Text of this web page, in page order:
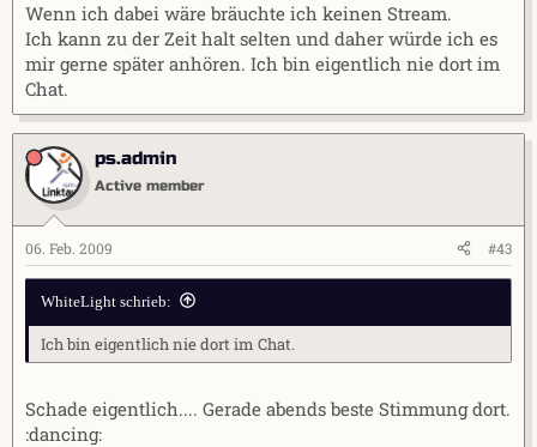
Wenn ich dabei wäre bräuchte ich keinen Stream.
Ich kann zu der Zeit halt selten und daher würde ich es
mir gerne später anhören. Ich bin eigentlich nie dort im
Chat.
ps.admin
Active member
06. Feb. 2009 #43
WhiteLight schrieb:
Ich bin eigentlich nie dort im Chat.
Schade eigentlich.... Gerade abends beste Stimmung dort.
:dancing: